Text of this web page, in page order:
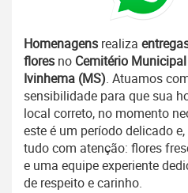
Homenagens realiza
flores no Cemitério
Ivinhema (MS). Atuamos
sensibilidade para que sua
local correto, no momento
este é um período delicado
tudo com atenção: flores
e uma equipe experiente
de respeito e carinho.